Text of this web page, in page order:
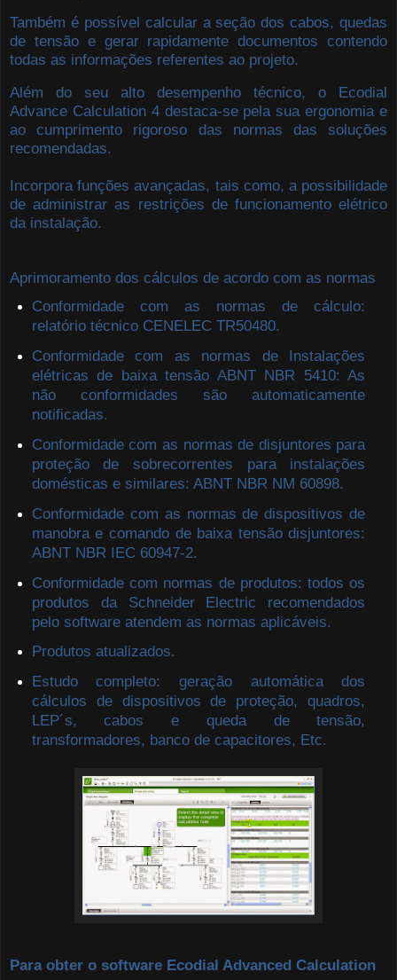
Também é possível calcular a seção dos cabos, quedas
de tensão e gerar rapidamente documentos contendo
todas as informações referentes ao projeto.
Além do seu alto desempenho técnico, o Ecodial
Advance Calculation 4 destaca-se pela sua ergonomia e
ao cumprimento rigoroso das normas das soluções
recomendadas.
Incorpora funções avançadas, tais como, a possibilidade
de administrar as restrições de funcionamento elétrico
da instalação.
Aprimoramento dos cálculos de acordo com as normas
Conformidade com as normas de cálculo:
relatório técnico CENELEC TR50480.
Conformidade com as normas de Instalações
elétricas de baixa tensão ABNT NBR 5410: As
não conformidades são automaticamente
notificadas.
Conformidade com as normas de disjuntores para
proteção de sobrecorrentes para instalações
domésticas e similares: ABNT NBR NM 60898.
Conformidade com as normas de dispositivos de
manobra e comando de baixa tensão disjuntores:
ABNT NBR IEC 60947-2.
Conformidade com normas de produtos: todos os
produtos da Schneider Electric recomendados
pelo software atendem as normas aplicáveis.
Produtos atualizados.
Estudo completo: geração automática dos
cálculos de dispositivos de proteção, quadros,
LEP´s, cabos e queda de tensão,
transformadores, banco de capacitores, Etc.
Para obter o software Ecodial Advanced Calculation